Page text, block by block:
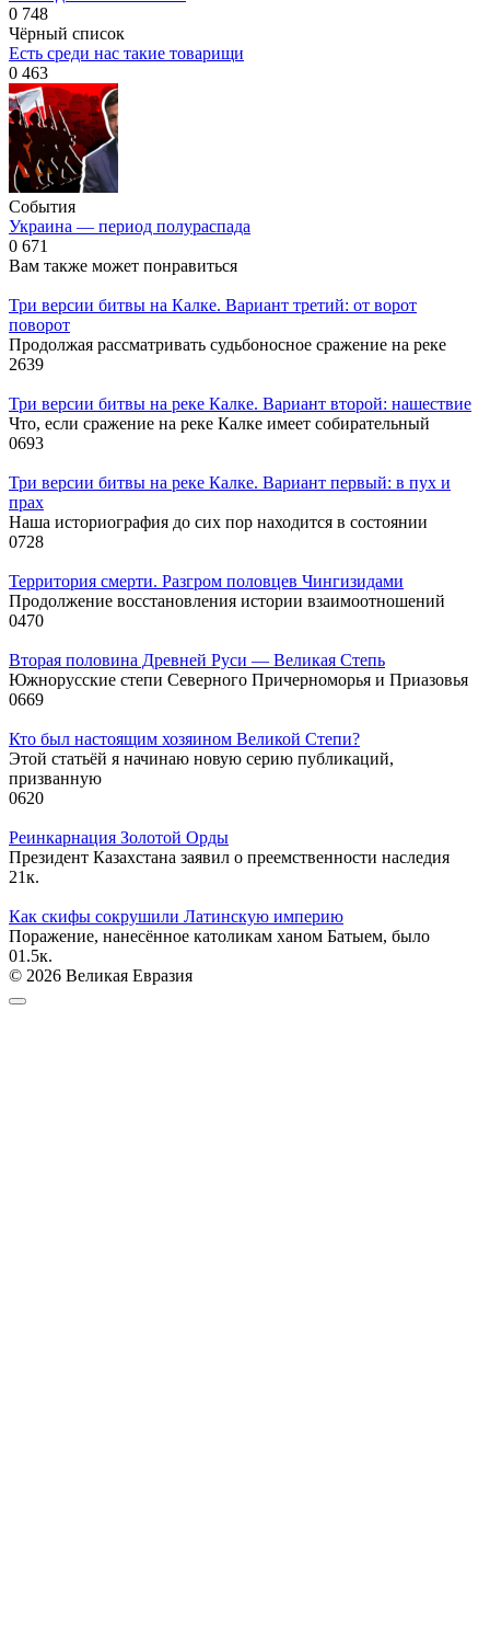
0 748
Чёрный список
Есть среди нас такие товарищи
0 463
События
Украина — период полураспада
0 671
Вам также может понравиться
Три версии битвы на Калке. Вариант третий: от ворот
поворот
Продолжая рассматривать судьбоносное сражение на реке
2639
Три версии битвы на реке Калке. Вариант второй: нашествие
Что, если сражение на реке Калке имеет собирательный
0693
Три версии битвы на реке Калке. Вариант первый: в пух и
прах
Наша историография до сих пор находится в состоянии
0728
Территория смерти. Разгром половцев Чингизидами
Продолжение восстановления истории взаимоотношений
0470
Вторая половина Древней Руси — Великая Степь
Южнорусские степи Северного Причерноморья и Приазовья
0669
Кто был настоящим хозяином Великой Степи?
Этой статьёй я начинаю новую серию публикаций,
призванную
0620
Реинкарнация Золотой Орды
Президент Казахстана заявил о преемственности наследия
21к.
Как скифы сокрушили Латинскую империю
Поражение, нанесённое католикам ханом Батыем, было
01.5к.
© 2026 Великая Евразия